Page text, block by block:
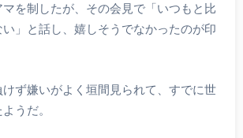
を制したが、その会見で「いつもと比
」と話し、嬉しそうでなかったのが印
ず嫌いがよく垣間見られて、すでに世
うだ。